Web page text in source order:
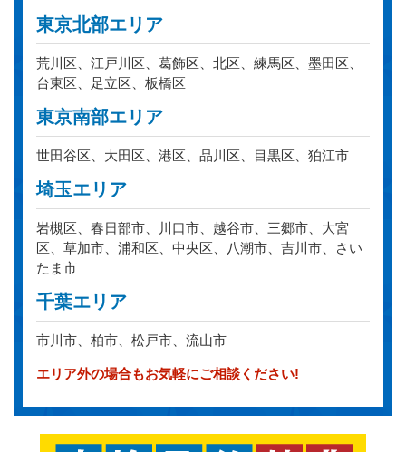
東京北部エリア
荒川区、江戸川区、葛飾区、北区、練馬区、墨田区、
台東区、足立区、板橋区
東京南部エリア
世田谷区、大田区、港区、品川区、目黒区、狛江市
埼玉エリア
岩槻区、春日部市、川口市、越谷市、三郷市、大宮
区、草加市、浦和区、中央区、八潮市、吉川市、さい
たま市
千葉エリア
市川市、柏市、松戸市、流山市
エリア外の場合もお気軽にご相談ください!